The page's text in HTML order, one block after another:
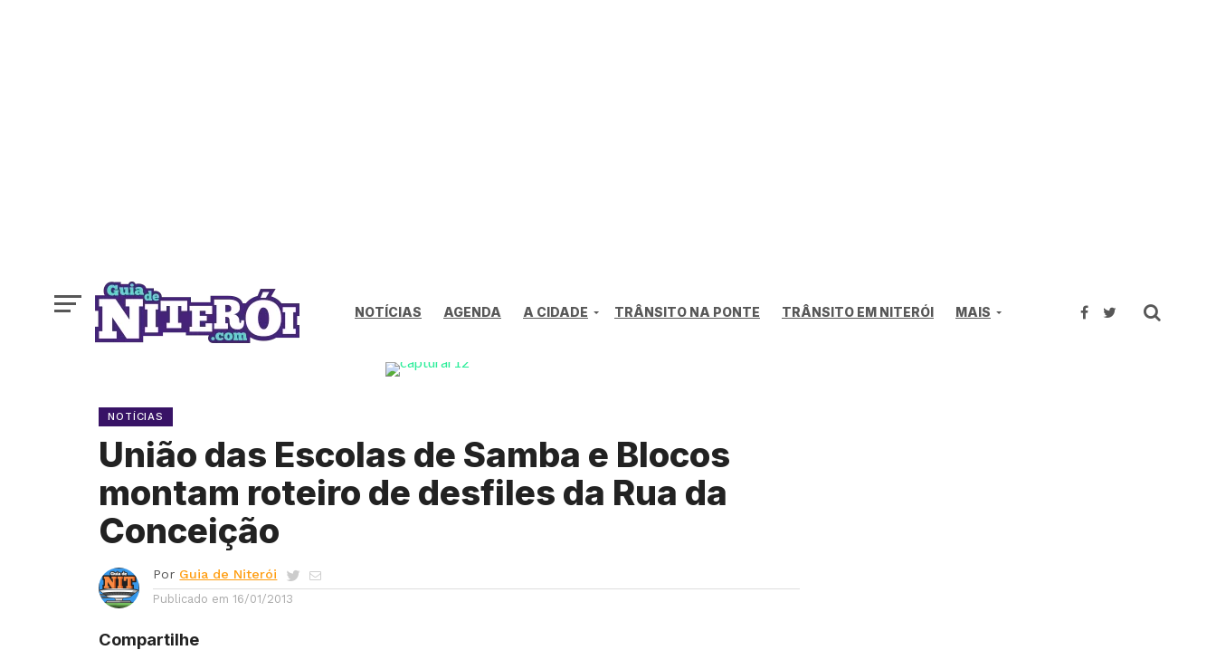
NOTÍCIAS AGENDA A CIDADE TRÂNSITO NA PONTE TRÂNSITO EM NITERÓI MAIS
NOTÍCIAS
União das Escolas de Samba e Blocos
montam roteiro de desfiles da Rua da
Conceição
Por Guia de Niterói
Publicado em 16/01/2013
Compartilhe